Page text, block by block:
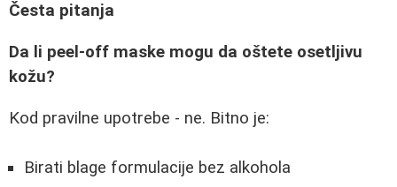
Česta pitanja
Da li peel-off maske mogu da oštete osetljivu
kožu?
Kod pravilne upotrebe - ne. Bitno je:
Birati blage formulacije bez alkohola